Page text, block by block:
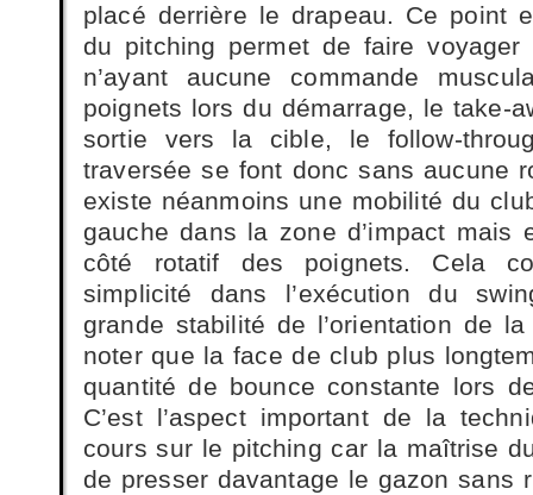
placé derrière le drapeau. Ce point
du pitching permet de faire
n’ayant aucune commande
poignets lors du démarrage, le take-
sortie vers la cible, le follow-
traversée se font donc sans aucune
existe néanmoins une mobilité du
gauche dans la zone d’impact
côté rotatif des poignets. Cela
simplicité dans l’exécution du
grande stabilité de l’orientation de
noter que la face de club plus
quantité de bounce constante lors
C’est l’aspect important de la
cours sur le pitching car la maîtrise
de presser davantage le gazon sans